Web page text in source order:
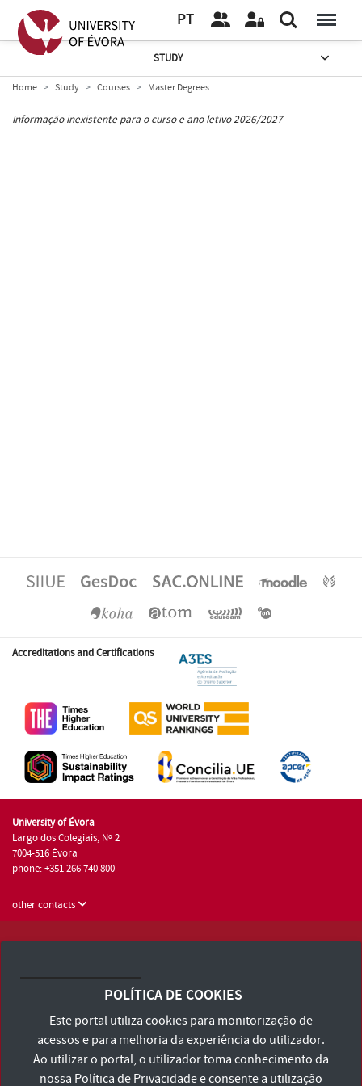
PT
STUDY
Home Study Courses Master Degrees
Informação inexistente para o curso e ano letivo 2026/2027
Accreditations and Certifications
University of Évora
Largo dos Colegiais, Nº 2
7004-516 Évora
phone: +351 266 740 800
other contacts
Terms and Conditions and Privacy Policy
Accessibility Statement
POLÍTICA DE COOKIES
Este portal utiliza cookies para monitorização de
acessos e para melhoria da experiência do utilizador.
Ao utilizar o portal, o utilizador toma conhecimento da
nossa Política de Privacidadee consente a utilização